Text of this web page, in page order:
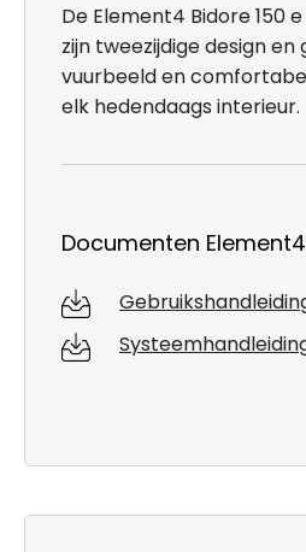
De Element4 Bidore 150
zijn tweezijdige design
vuurbeeld en
elk hedendaags interieur.
Documenten